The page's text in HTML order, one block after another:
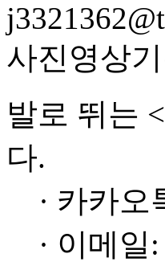
사진영상
발로 뛰는
다.
· 카카
· 이메일: